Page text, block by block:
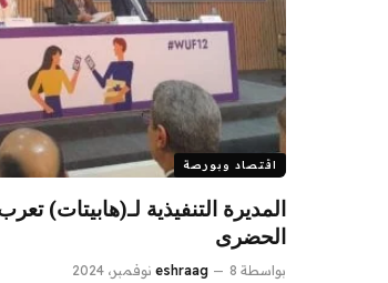
اقتصاد وبورصة
المديرة التنفيذية لـ(هابيتات)
الحضرى
بواسطة eshraag 8 نوفمبر، 2024